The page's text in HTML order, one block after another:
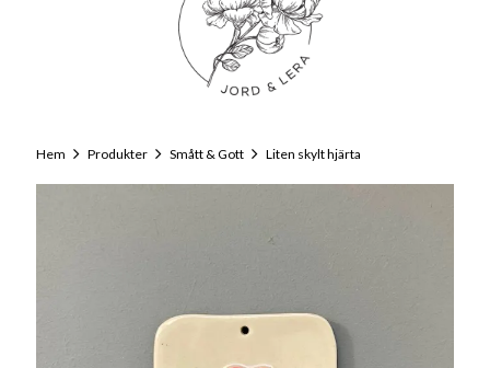
Hem Produkter Smått & Gott Liten skylt hjärta